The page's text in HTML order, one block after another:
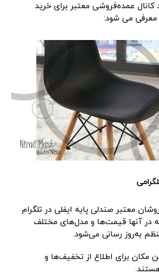
عمده‌فروشی معتبر برای خرید
معرفی می شود:
معتبر صندلی پایه ایفلی در تلگرام
که در آنها قیمت‌ها و مدل‌های مختلف
به‌روز رسانی می‌شود.
مکان برای اطلاع از تخفیف‌ها و